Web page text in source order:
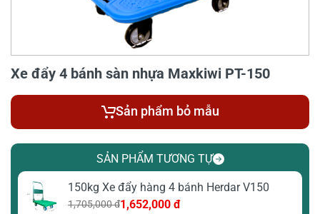
Xe đẩy 4 bánh sàn nhựa Maxkiwi PT-150
Sản phẩm bỏ mẫu
SẢN PHẨM TƯƠNG TỰ
150kg Xe đẩy hàng 4 bánh Herdar V150
1,705,000 đ1,652,000 đ